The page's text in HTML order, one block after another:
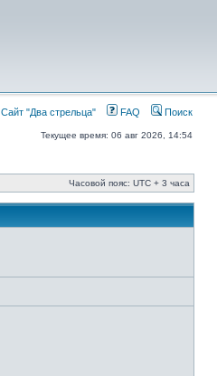
Сайт "Два стрельца" FAQ Поиск
Текущее время: 06 авг 2026, 14:54
Часовой пояс: UTC + 3 часа